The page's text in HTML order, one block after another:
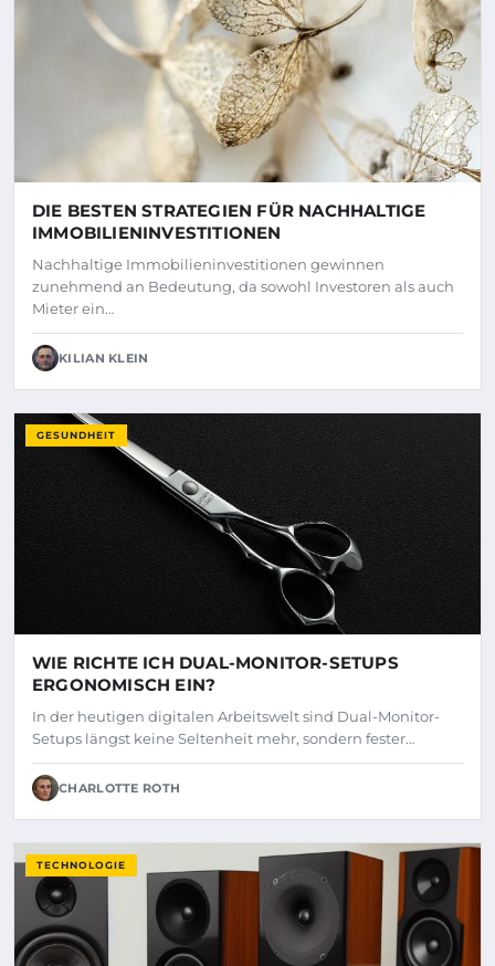
DIE BESTEN STRATEGIEN FÜR NACHHALTIGE
IMMOBILIENINVESTITIONEN
Nachhaltige Immobilieninvestitionen gewinnen
zunehmend an Bedeutung, da sowohl Investoren als auch
Mieter ein…
KILIAN KLEIN
GESUNDHEIT
WIE RICHTE ICH DUAL-MONITOR-SETUPS
ERGONOMISCH EIN?
In der heutigen digitalen Arbeitswelt sind Dual-Monitor-
Setups längst keine Seltenheit mehr, sondern fester…
CHARLOTTE ROTH
TECHNOLOGIE